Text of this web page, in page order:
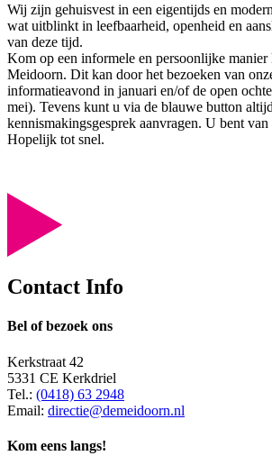
Wij zijn gehuisvest in een eigentijds en
wat uitblinkt in leefbaarheid, openheid en
van deze tijd.
Kom op een informele en persoonlijke manier
Meidoorn. Dit kan door het bezoeken van
informatieavond in januari en/of de open
mei). Tevens kunt u via de blauwe button
kennismakingsgesprek aanvragen. U bent
Hopelijk tot snel.
Contact Info
Bel of bezoek ons
Kerkstraat 42
5331 CE Kerkdriel
Tel.: (0418) 63 2948
Email: directie@demeidoorn.nl
Kom eens langs!